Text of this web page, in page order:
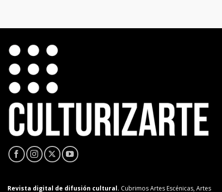
Revista digital de difusión cultural. Cubrimos Artes Escénicas, Artes